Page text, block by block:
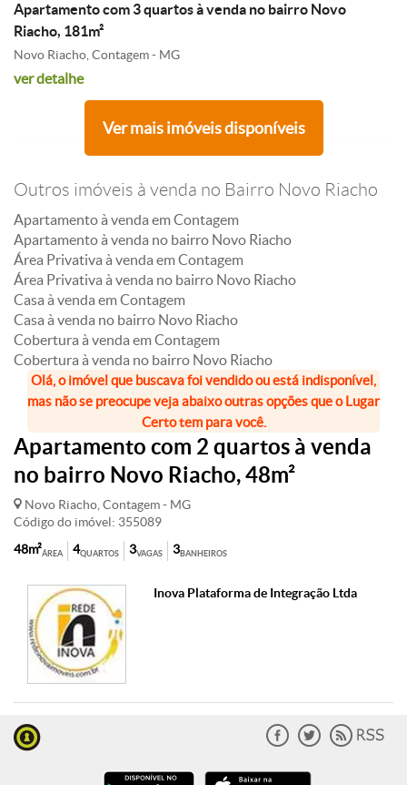
Apartamento com 3 quartos à venda no bairro Novo
Riacho, 181m²
Novo Riacho, Contagem - MG
ver detalhe
Ver mais imóveis disponíveis
Outros imóveis à venda no Bairro Novo Riacho
Apartamento à venda em Contagem
Apartamento à venda no bairro Novo Riacho
Área Privativa à venda em Contagem
Área Privativa à venda no bairro Novo Riacho
Casa à venda em Contagem
Casa à venda no bairro Novo Riacho
Cobertura à venda em Contagem
Cobertura à venda no bairro Novo Riacho
Olá, o imóvel que buscava foi vendido ou está indisponível,
mas não se preocupe veja abaixo outras opções que o Lugar
Certo tem para você.
Apartamento com 2 quartos à venda
no bairro Novo Riacho, 48m²
Novo Riacho, Contagem - MG
Código do imóvel: 355089
ÁREA
48m² QUARTOS
4 VAGAS
3 BANHEIROS
3
Inova Plataforma de Integração Ltda